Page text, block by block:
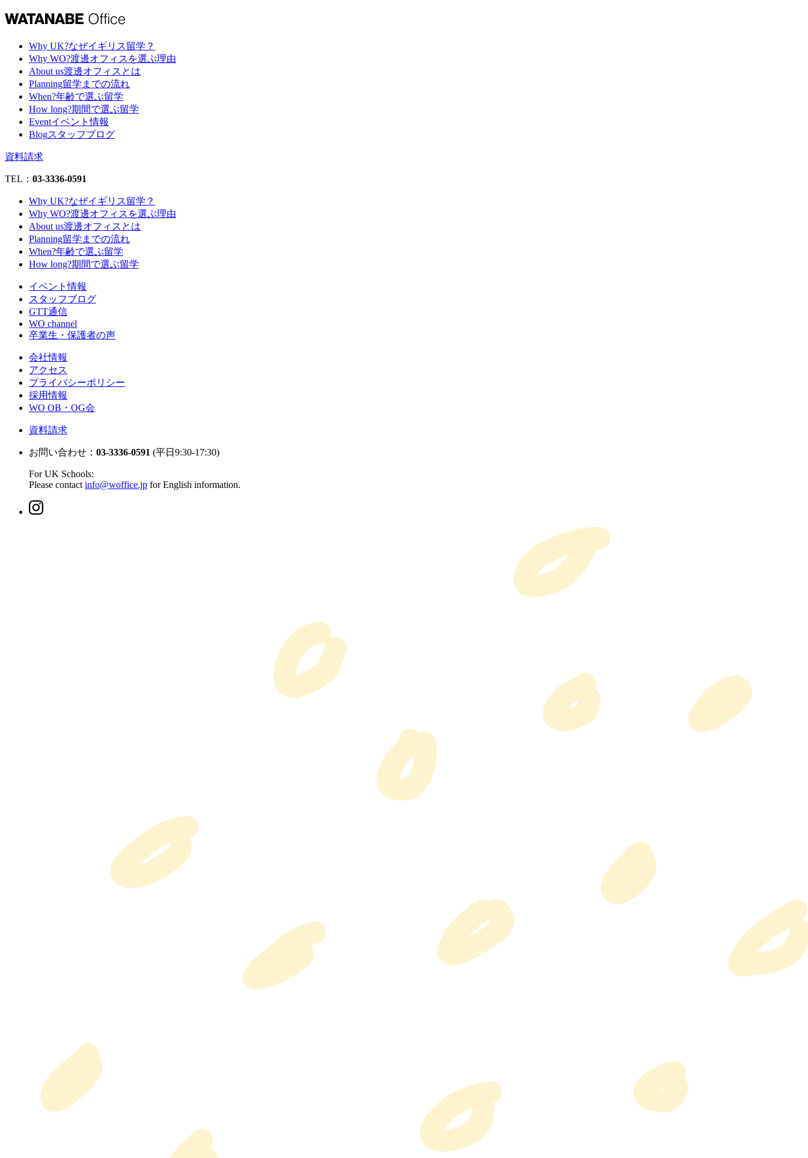
Why UK?なぜイギリス留学？
Why WO?渡邊オフィスを選ぶ理由
About us渡邊オフィスとは
Planning留学までの流れ
When?年齢で選ぶ留学
How long?期間で選ぶ留学
Eventイベント情報
Blogスタッフブログ
資料請求
TEL： 03-3336-0591
Why UK?なぜイギリス留学？
Why WO?渡邊オフィスを選ぶ理由
About us渡邊オフィスとは
Planning留学までの流れ
When?年齢で選ぶ留学
How long?期間で選ぶ留学
イベント情報
スタッフブログ
GTT通信
WO channel
卒業生・保護者の声
会社情報
アクセス
プライバシーポリシー
採用情報
WO OB・OG会
資料請求
お問い合わせ： 03-3336-0591 (平日9:30-17:30)
For UK Schools:
Please contact info@woffice.jp for English information.